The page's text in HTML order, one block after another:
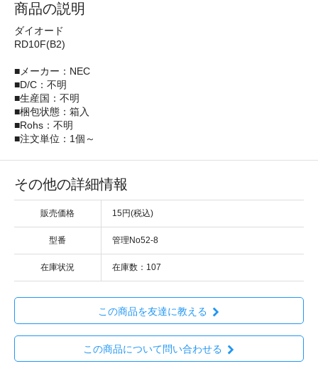
商品の説明
ダイオード
RD10F(B2)
■メーカー：NEC
■D/C：不明
■生産国：不明
■梱包状態：箱入
■Rohs：不明
■注文単位：1個～
その他の詳細情報
販売価格 15円(税込)
型番 管理No52-8
在庫状況 在庫数：107
この商品を友達に教える
この商品について問い合わせる